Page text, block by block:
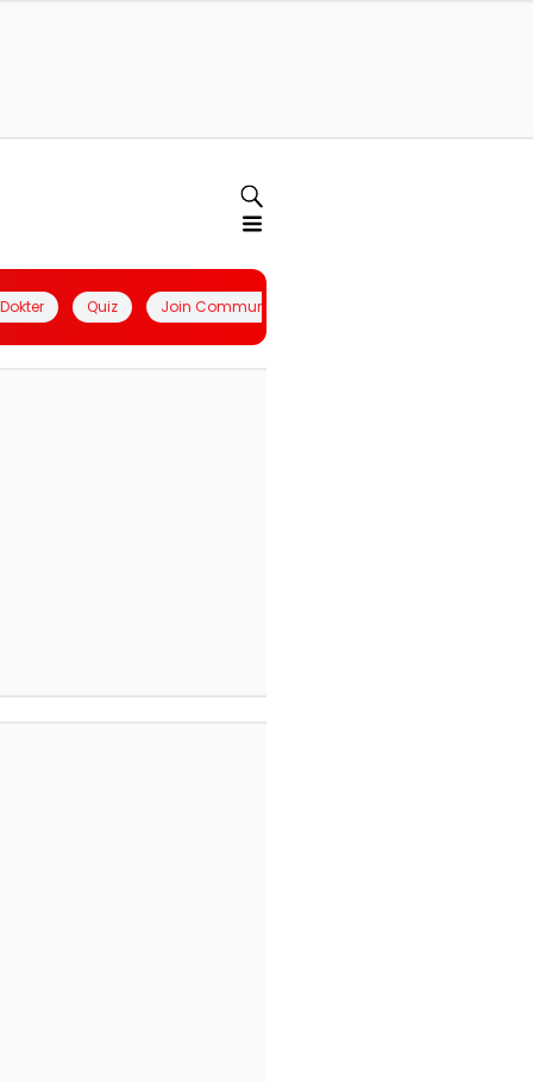
Quiz Join Community